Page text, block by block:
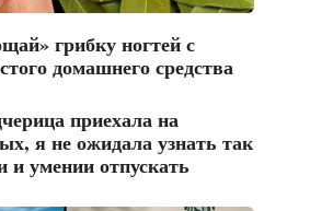
грибку ногтей с
домашнего средства
приехала на
я не ожидала узнать так
и умении отпускать